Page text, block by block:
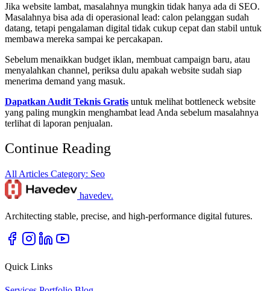
Jika website lambat, masalahnya mungkin tidak hanya ada di SEO.
Masalahnya bisa ada di operasional lead: calon pelanggan sudah
datang, tetapi pengalaman digital tidak cukup cepat dan stabil untuk
membawa mereka sampai ke percakapan.
Sebelum menaikkan budget iklan, membuat campaign baru, atau
menyalahkan channel, periksa dulu apakah website sudah siap
menerima demand yang masuk.
Dapatkan Audit Teknis Gratis untuk melihat bottleneck website
yang paling mungkin menghambat lead Anda sebelum masalahnya
terlihat di laporan penjualan.
Continue Reading
All Articles Category: Seo
havedev.
Architecting stable, precise, and high-performance digital futures.
Quick Links